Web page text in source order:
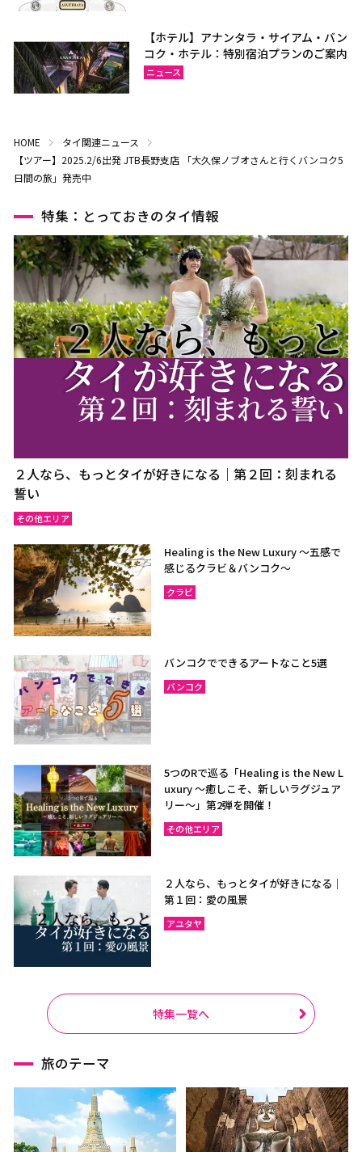
【ホテル】アナンタラ・サイアム・バン
コク・ホテル：特別宿泊プランのご案内
ニュース
HOME
タイ関連ニュース
【ツアー】2025.2/6出発 JTB長野支店 「大久保ノブオさんと行くバンコク5
日間の旅」発売中
特集：とっておきのタイ情報
２人なら、もっとタイが好きになる｜第２回：刻まれる
誓い
その他エリア
Healing is the New Luxury ～五感で
感じるクラビ＆バンコク～
クラビ
バンコクでできるアートなこと5選
バンコク
5つのRで巡る「Healing is the New L
uxury ～癒しこそ、新しいラグジュア
リー〜」第2弾を開催！
その他エリア
２人なら、もっとタイが好きになる｜
第１回：愛の風景
アユタヤ
特集一覧へ
旅のテーマ